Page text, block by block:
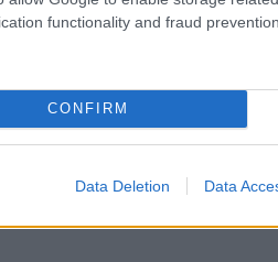
functionality and fraud
CONFIRM
Data Deletion Data